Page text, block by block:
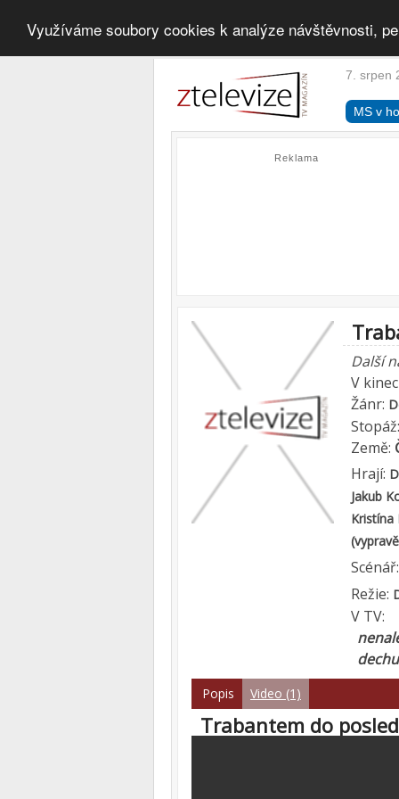
Využíváme soubory cookies k analýze návštěvnosti,
7. srpen
MS v
Reklama
Další
V
Žánr:
Stopáž:
Země:
Hrají:
Jakub
Kristína
Scénář:
Režie:
V TV:
Popis Video (1)
Trabantem do